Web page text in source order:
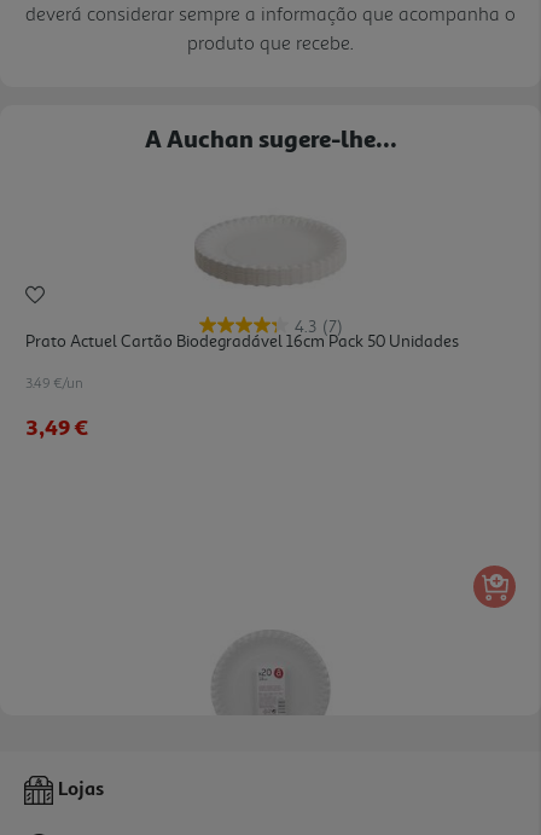
deverá considerar sempre a informação que acompanha o
produto que recebe.
A Auchan sugere-lhe...
4.3 (7)
Prato Actuel Cartão Biodegradável 16cm Pack 50 Unidades
3.49 €/un
3,49 €
Pratos Cartão Biodegradável Actuel 18cm Pack 20 Unidades
Lojas